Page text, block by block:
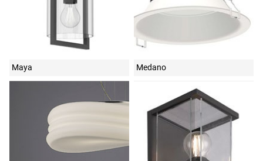
Maya Medano